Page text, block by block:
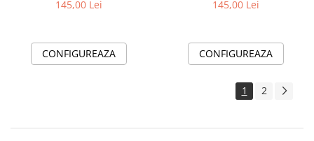
145,00 Lei
CONFIGUREAZA
145,00 Lei
CONFIGUREAZA
1 2